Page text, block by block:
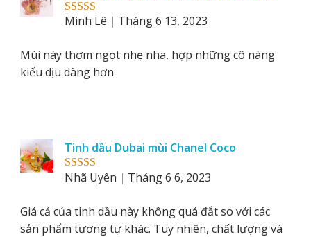
Rated 5out
Minh Lê
Tháng 6 13, 2023
Mùi này thơm ngọt nhẹ nha, hợp những cô nàng
kiểu dịu dàng hơn
Rated5out
Tinh dầu Dubai mùi Chanel Coco
Nhã Uyên
Tháng 6 6, 2023
Giá cả của tinh dầu này không quá đắt so với các
sản phẩm tương tự khác. Tuy nhiên, chất lượng và